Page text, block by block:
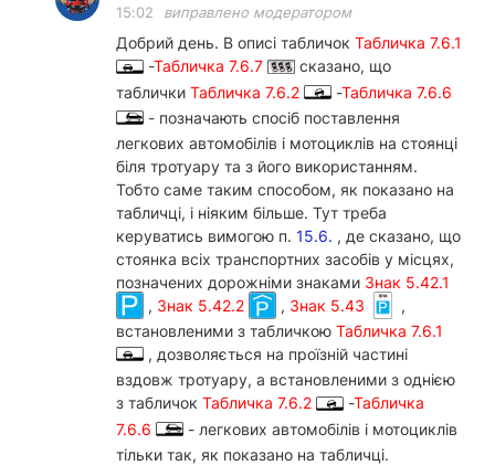
15:02
виправлено модератором
Добрий день. В описі табличок Табличка 7.6.1
-Табличка 7.6.7
сказано, що
таблички Табличка 7.6.2 -Табличка 7.6.6
- позначають спосіб поставлення
легкових автомобілів і мотоциклів на стоянці
біля тротуару та з його використанням.
Тобто саме таким способом, як показано на
табличці, і ніяким більше. Тут треба
керуватись вимогою п. 15.6. , де сказано, що
стоянка всіх транспортних засобів у місцях,
позначених дорожніми знаками Знак 5.42.1
, Знак 5.42.2 , Знак 5.43
,
встановленими з табличкою Табличка 7.6.1
, дозволяється на проїзній частині
вздовж тротуару, а встановленими з однією
з табличок Табличка 7.6.2 -Табличка
7.6.6
- легкових автомобілів і мотоциклів
тільки так, як показано на табличці.